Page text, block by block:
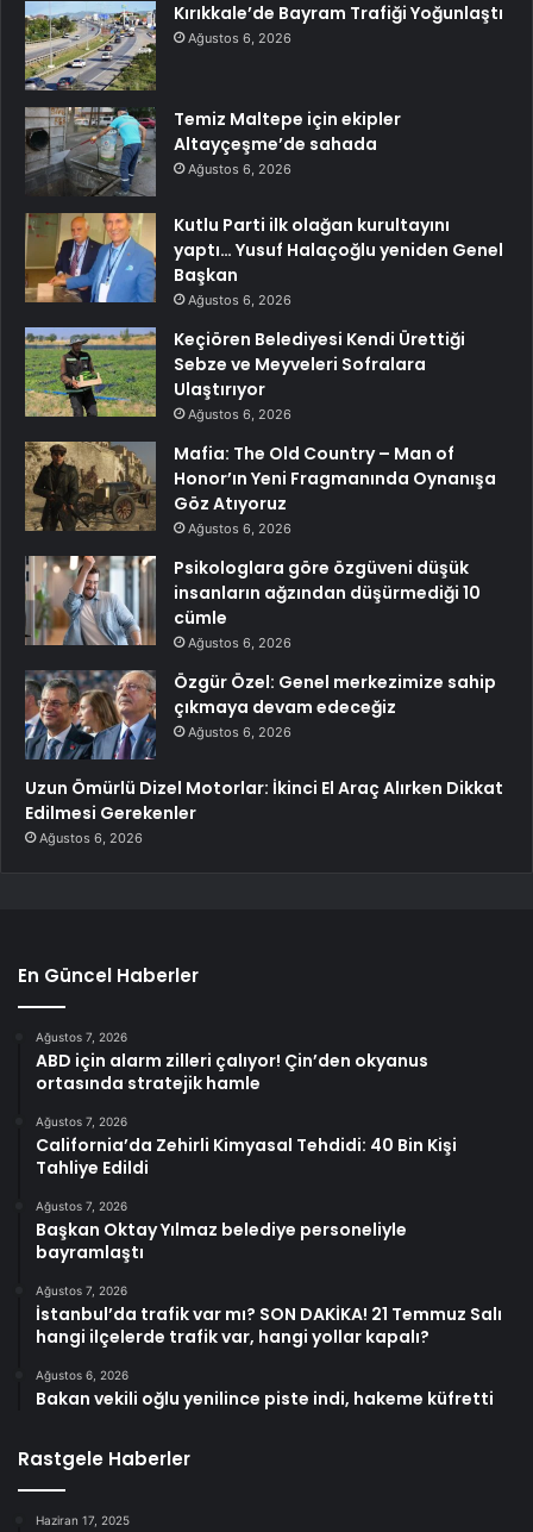
Kırıkkale’de Bayram Trafiği Yoğunlaştı
Ağustos 6, 2026
Temiz Maltepe için ekipler
Altayçeşme’de sahada
Ağustos 6, 2026
Kutlu Parti ilk olağan kurultayını
yaptı… Yusuf Halaçoğlu yeniden Genel
Başkan
Ağustos 6, 2026
Keçiören Belediyesi Kendi Ürettiği
Sebze ve Meyveleri Sofralara
Ulaştırıyor
Ağustos 6, 2026
Mafia: The Old Country – Man of
Honor’ın Yeni Fragmanında Oynanışa
Göz Atıyoruz
Ağustos 6, 2026
Psikologlara göre özgüveni düşük
insanların ağzından düşürmediği 10
cümle
Ağustos 6, 2026
Özgür Özel: Genel merkezimize sahip
çıkmaya devam edeceğiz
Ağustos 6, 2026
Uzun Ömürlü Dizel Motorlar: İkinci El Araç Alırken Dikkat
Edilmesi Gerekenler
Ağustos 6, 2026
En Güncel Haberler
Ağustos 7, 2026
ABD için alarm zilleri çalıyor! Çin’den okyanus
ortasında stratejik hamle
Ağustos 7, 2026
California’da Zehirli Kimyasal Tehdidi: 40 Bin Kişi
Tahliye Edildi
Ağustos 7, 2026
Başkan Oktay Yılmaz belediye personeliyle
bayramlaştı
Ağustos 7, 2026
İstanbul’da trafik var mı? SON DAKİKA! 21 Temmuz Salı
hangi ilçelerde trafik var, hangi yollar kapalı?
Ağustos 6, 2026
Bakan vekili oğlu yenilince piste indi, hakeme küfretti
Rastgele Haberler
Haziran 17, 2025